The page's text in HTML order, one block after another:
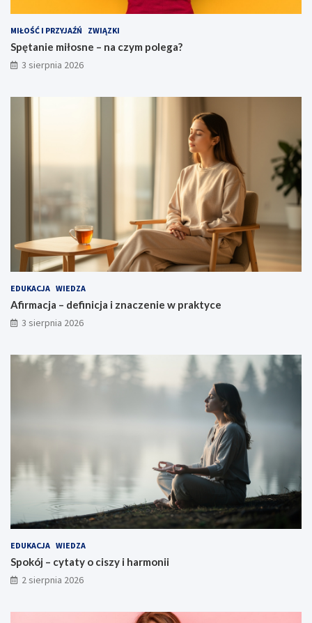
MIŁOŚĆ I PRZYJAŹŃ ZWIĄZKI
Spętanie miłosne – na czym polega?
3 sierpnia 2026
EDUKACJA WIEDZA
Afirmacja – definicja i znaczenie w praktyce
3 sierpnia 2026
EDUKACJA WIEDZA
Spokój – cytaty o ciszy i harmonii
2 sierpnia 2026